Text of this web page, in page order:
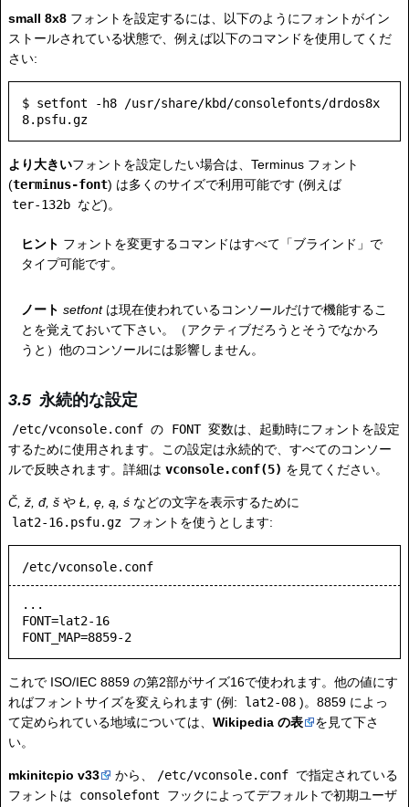
small 8x8 フォントを設定するには、以下のようにフォントがイン
ストールされている状態で、例えば以下のコマンドを使用してくだ
さい:
$ setfont -h8 /usr/share/kbd/consolefonts/drdos8x
より大きいフォントを設定したい場合は、Terminus フォント
(terminus-font) は多くのサイズで利用可能です (例えば
ter-132b など)。
ヒント フォントを変更するコマンドはすべて「ブラインド」で
タイプ可能です。
ノート setfontは現在使われているコンソールだけで機能するこ
とを覚えておいて下さい。（アクティブだろうとそうでなかろ
うと）他のコンソールには影響しません。
永続的な設定
/etc/vconsole.conf の FONT 変数は、起動時にフォントを設定
するために使用されます。この設定は永続的で、すべてのコンソー
ルで反映されます。詳細は vconsole.conf(5) を見てください。
Č, ž, đ, š や Ł, ę, ą, ś などの文字を表示するために
lat2-16.psfu.gz フォントを使うとします:
/etc/vconsole.conf
...
FONT=lat2-16
FONT_MAP=8859-2
これで ISO/IEC 8859 の第2部がサイズ16で使われます。他の値にす
ればフォントサイズを変えられます (例:
lat2-08 )。8859 によっ
て定められている地域については、 Wikipedia の表
を見て下さ
い。
mkinitcpio v33 から、 /etc/vconsole.conf で指定されている
フォントは
consolefont
フックによってデフォルトで初期ユーザ